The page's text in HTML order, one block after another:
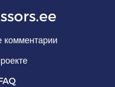
комментарии